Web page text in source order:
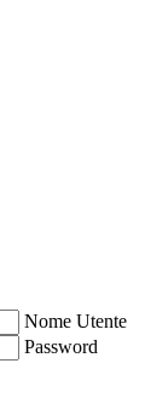
Nome Utente
Password